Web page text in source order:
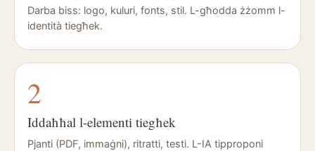
Darba biss: logo, kuluri, fonts, stil. L-għodda żżomm l-
identità tiegħek.
2
Iddaħħal l-elementi tiegħek
Pjanti (PDF, immaġni), ritratti, testi. L-IA tipproponi